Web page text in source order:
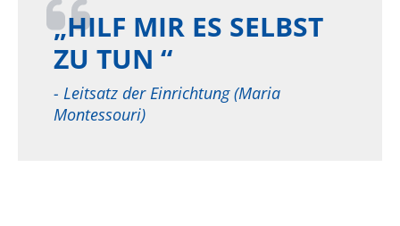
„HILF MIR ES SELBST
ZU TUN “
- Leitsatz der Einrichtung (Maria
Montessouri)